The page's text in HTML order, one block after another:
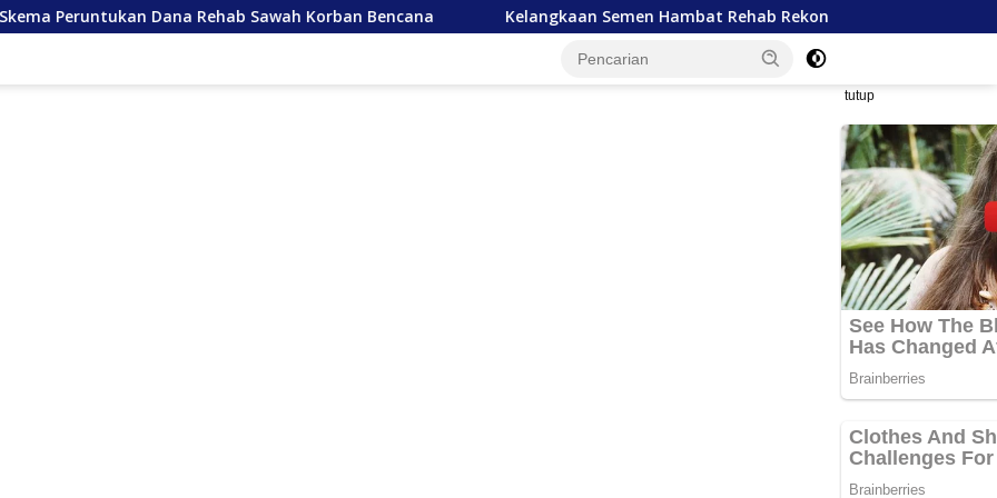
Sawah Korban Bencana Kelangkaan Semen Hambat Rehab Rekon Aceh, SBI Janji Prioritaskan Pasokan dan
tutup